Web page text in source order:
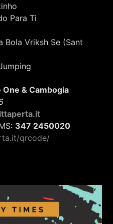
Para Ti
Bola Vriksh Se (Sant
One & Cambogia
347 2450020
qrcode/